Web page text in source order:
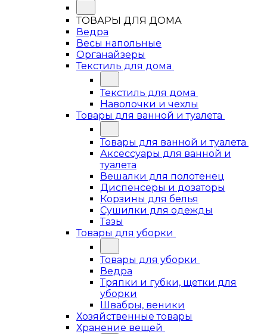
ТОВАРЫ ДЛЯ ДОМА
Ведра
Весы напольные
Органайзеры
Текстиль для дома
Текстиль для дома
Наволочки и чехлы
Товары для ванной и туалета
Товары для ванной и туалета
Аксессуары для ванной и
туалета
Вешалки для полотенец
Диспенсеры и дозаторы
Корзины для белья
Сушилки для одежды
Тазы
Товары для уборки
Товары для уборки
Ведра
Тряпки и губки, щетки для
уборки
Швабры, веники
Хозяйственные товары
Хранение вещей